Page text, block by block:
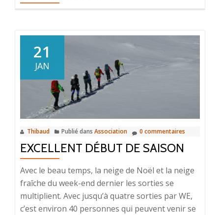
21
JAN
Thibaud Publié dans Association 0 commentaires
EXCELLENT DÉBUT DE SAISON
Avec le beau temps, la neige de Noël et la neige
fraîche du week-end dernier les sorties se
multiplient. Avec jusqu’à quatre sorties par WE,
c’est environ 40 personnes qui peuvent venir se